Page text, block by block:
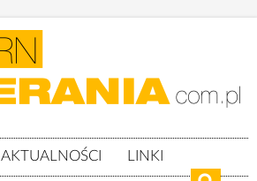
AKTUALNOŚCI LINKI